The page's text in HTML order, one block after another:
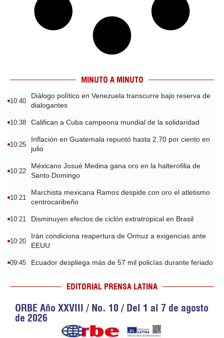
MINUTO A MINUTO
10:40
Diálogo político en Venezuela transcurre bajo reserva de
dialogantes
10:38 Califican a Cuba campeona mundial de la solidaridad
10:25
Inflación en Guatemala repuntó hasta 2,70 por ciento en
julio
10:22
Méxicano Josué Medina gana oro en la halterofilia de
Santo Domingo
10:21
Marchista mexicana Ramos despide con oro el atletismo
centrocaribeño
10:21 Disminuyen efectos de ciclón extratropical en Brasil
10:20
Irán condiciona reapertura de Ormuz a exigencias ante
EEUU
09:45 Ecuador despliega más de 57 mil policías durante feriado
EDITORIAL PRENSA LATINA
ORBE Año XXVIII / No. 10 / Del 1 al 7 de agosto
de 2026